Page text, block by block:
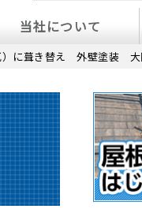
当社について
）に葺き替え 外壁塗装 大